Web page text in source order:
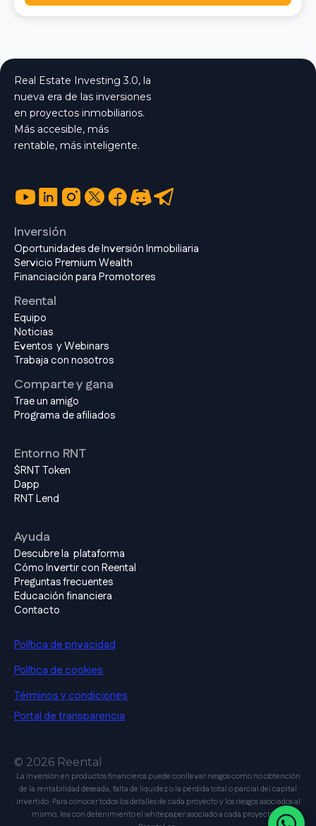
Real Estate Investing 3.0, la
nueva era de las inversiones
en proyectos inmobiliarios.
Más accesible, más
rentable, más inteligente.
Inversión
Oportunidades de Inversión Inmobiliaria
Servicio Premium Wealth
Financiación para Promotores
Reental
Equipo
Noticias
Eventos y Webinars
Trabaja con nosotros
Comparte y gana
Trae un amigo
Programa de afiliados
Entorno RNT
$RNT Token
Dapp
RNT Lend
Ayuda
Descubre la plataforma
Cómo Invertir con Reental
Preguntas frecuentes
Educación financiera
Contacto
Política de privacidad
Política de cookies
Términos y condiciones
Portal de transparencia
© 2026 Reental
La inversión en productos financieros puede conllevar riesgos como no obtención
de la rentabilidad deseada, falta de liquidez o la pérdida total o parcial del capital
invertido. Para conocer todos los detalles de cada proyecto y los riesgos asociados al
mismo, lea con detenimiento el whitepaper asociado a cada proyecto en